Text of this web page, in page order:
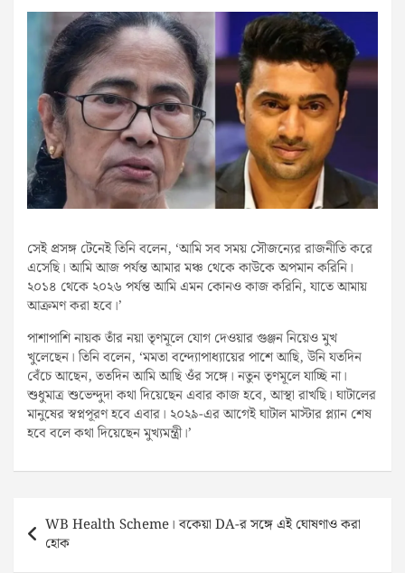
সেই প্রসঙ্গ টেনেই তিনি বলেন, ‘আমি সব সময় সৌজন্যের রাজনীতি করে
এসেছি। আমি আজ পর্যন্ত আমার মঞ্চ থেকে কাউকে অপমান করিনি।
২০১৪ থেকে ২০২৬ পর্যন্ত আমি এমন কোনও কাজ করিনি, যাতে আমায়
আক্রমণ করা হবে।’
পাশাপাশি নায়ক তাঁর নয়া তৃণমূলে যোগ দেওয়ার গুঞ্জন নিয়েও মুখ
খুলেছেন। তিনি বলেন, ‘মমতা বন্দ্যোপাধ্যায়ের পাশে আছি, উনি যতদিন
বেঁচে আছেন, ততদিন আমি আছি ওঁর সঙ্গে। নতুন তৃণমূলে যাচ্ছি না।
শুধুমাত্র শুভেন্দুদা কথা দিয়েছেন এবার কাজ হবে, আস্থা রাখছি। ঘাটালের
মানুষের স্বপ্নপূরণ হবে এবার। ২০২৯-এর আগেই ঘাটাল মাস্টার প্ল্যান শেষ
হবে বলে কথা দিয়েছেন মুখ্যমন্ত্রী।’
navigation
WB Health Scheme। বকেয়া DA-র সঙ্গে এই ঘোষণাও করা
হোক